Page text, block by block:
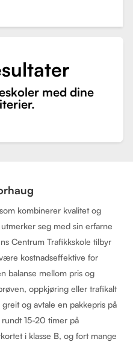
med dine
kombinerer kvalitet og
seg med sin erfarne
Centrum Trafikkskole tilbyr
kostnadseffektive for
balanse mellom pris og
oppkjøring eller trafikalt
og avtale en pakkepris på
15-20 timer på
i klasse B, og fort mange